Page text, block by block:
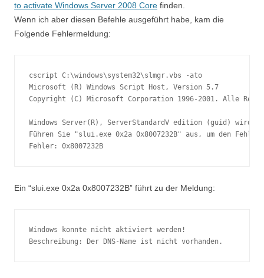
to activate Windows Server 2008 Core finden.
Wenn ich aber diesen Befehle ausgeführt habe, kam die
Folgende Fehlermeldung:
cscript C:\windows\system32\slmgr.vbs -ato
Microsoft (R) Windows Script Host, Version 5.7
Copyright (C) Microsoft Corporation 1996-2001. Alle
Windows Server(R), ServerStandardV edition (guid)
Führen Sie "slui.exe 0x2a 0x8007232B" aus, um den
Fehler: 0x8007232B
Ein “slui.exe 0x2a 0x8007232B” führt zu der Meldung:
Windows konnte nicht aktiviert werden!
Beschreibung: Der DNS-Name ist nicht vorhanden.